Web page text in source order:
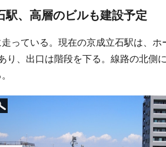
駅、高層のビルも建設予定
っている。現在の京成立石駅は、
り、出口は階段を下る。線路の北側